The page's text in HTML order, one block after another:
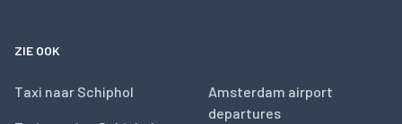
ZIE OOK
Taxi naar Schiphol
Amsterdam airport
departures